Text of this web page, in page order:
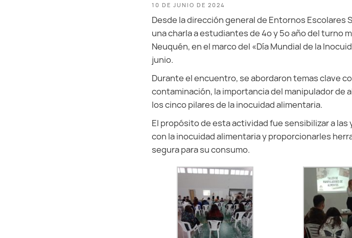
10 DE JUNIO DE 2024
Desde la dirección general de Entornos Escolares
una charla a estudiantes de 4º y 5º año del turno
Neuquén, en el marco del «Día Mundial de la
junio.
Durante el encuentro, se abordaron temas clave
contaminación, la importancia del manipulador de
los cinco pilares de la inocuidad alimentaria.
El propósito de esta actividad fue sensibilizar a
con la inocuidad alimentaria y proporcionarles
segura para su consumo.